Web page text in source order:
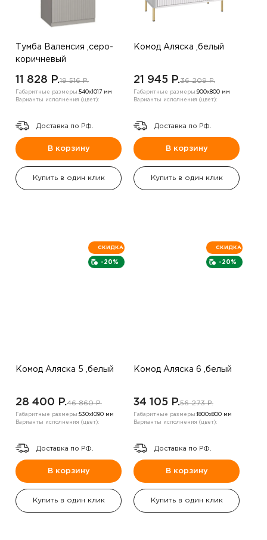
Тумба Валенсия ,серо-
коричневый
11 828 P.19 516 P.
Габаритные размеры:540х1017 мм
Варианты исполнения (цвет):
Доставка по РФ.
В корзину
Купить в один клик
Комод Аляска ,белый
21 945 P.36 209 P.
Габаритные размеры:900х800 мм
Варианты исполнения (цвет):
Доставка по РФ.
В корзину
Купить в один клик
-20%
СКИДКА
Комод Аляска 5 ,белый
28 400 P.46 860 P.
Габаритные размеры:530х1090 мм
Варианты исполнения (цвет):
Доставка по РФ.
В корзину
Купить в один клик
-20%
СКИДКА
Комод Аляска 6 ,белый
34 105 P.56 273 P.
Габаритные размеры: 1800х800 мм
Варианты исполнения (цвет):
Доставка по РФ.
В корзину
Купить в один клик